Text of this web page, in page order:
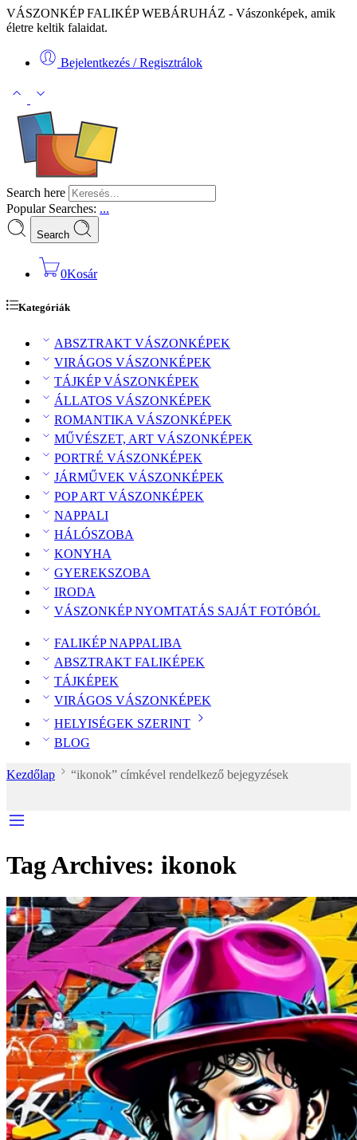
VÁSZONKÉP FALIKÉP WEBÁRUHÁZ - Vászonképek, amik
életre keltik falaidat.
Bejelentkezés / Regisztrálok
Search here
Popular Searches: ...
Search
0Kosár
Kategóriák
ABSZTRAKT VÁSZONKÉPEK
VIRÁGOS VÁSZONKÉPEK
TÁJKÉP VÁSZONKÉPEK
ÁLLATOS VÁSZONKÉPEK
ROMANTIKA VÁSZONKÉPEK
MŰVÉSZET, ART VÁSZONKÉPEK
PORTRÉ VÁSZONKÉPEK
JÁRMŰVEK VÁSZONKÉPEK
POP ART VÁSZONKÉPEK
NAPPALI
HÁLÓSZOBA
KONYHA
GYEREKSZOBA
IRODA
VÁSZONKÉP NYOMTATÁS SAJÁT FOTÓBÓL
FALIKÉP NAPPALIBA
ABSZTRAKT FALIKÉPEK
TÁJKÉPEK
VIRÁGOS VÁSZONKÉPEK
HELYISÉGEK SZERINT
BLOG
Kezdőlap “ikonok” címkével rendelkező bejegyzések
Tag Archives: ikonok